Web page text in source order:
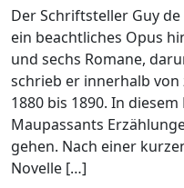
Der Schriftsteller Guy
ein beachtliches Opus
und sechs Romane,
schrieb er innerhalb von
1880 bis 1890. In
Maupassants
gehen. Nach einer
Novelle […]